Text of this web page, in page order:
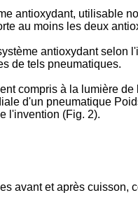
antioxydant, utilisable
au moins les deux
antioxydant
de tels pneumatiques.
compris à la lumière
d'un pneumatique
l'invention (Fig. 2).
avant et après cuisson,